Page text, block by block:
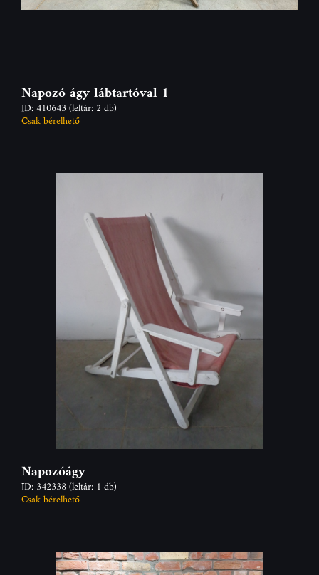
Napozó ágy lábtartóval 1
ID: 410643(leltár: 2 db)
Csak bérelhető
Napozóágy
ID: 342338(leltár: 1 db)
Csak bérelhető